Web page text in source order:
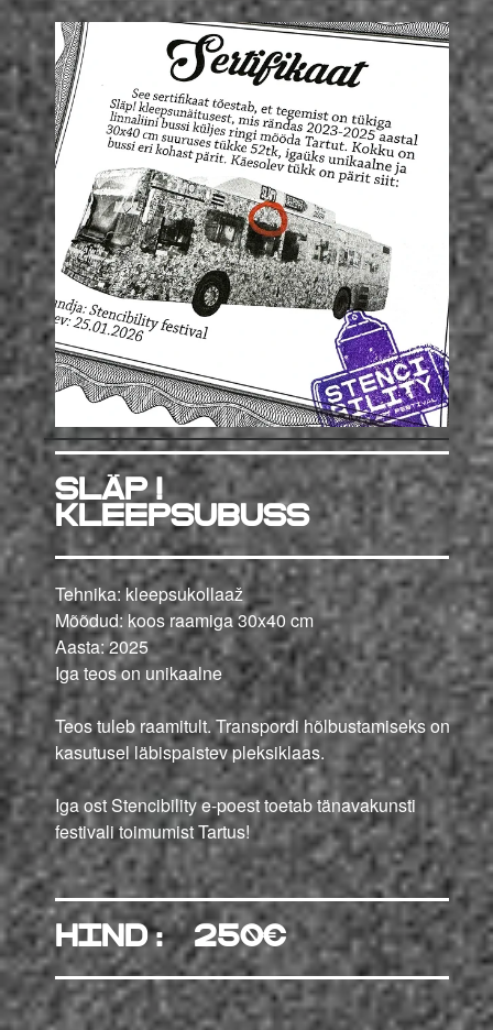
SLÄP!
KLEEPSUBUSS
Tehnika: kleepsukollaaž
Mõõdud: koos raamiga 30x40 cm
Aasta: 2025
Iga teos on unikaalne
Teos tuleb raamitult. Transpordi hõlbustamiseks on
kasutusel läbispaistev pleksiklaas.
Iga ost Stencibility e-poest toetab tänavakunsti
festivali toimumist Tartus!
hind: 250€